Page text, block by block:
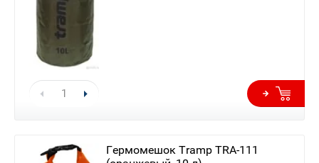
Гермомешок Tramp TRA-111